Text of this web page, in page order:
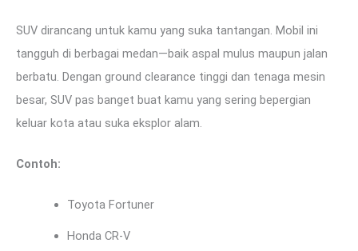
SUV dirancang untuk kamu yang suka tantangan. Mobil ini
tangguh di berbagai medan—baik aspal mulus maupun jalan
berbatu. Dengan ground clearance tinggi dan tenaga mesin
besar, SUV pas banget buat kamu yang sering bepergian
keluar kota atau suka eksplor alam.
Contoh:
Toyota Fortuner
Honda CR-V